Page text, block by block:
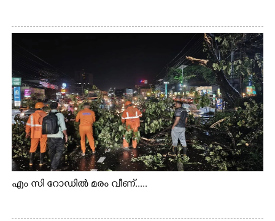
എം സി റോഡിൽ മരം വീണ്.....